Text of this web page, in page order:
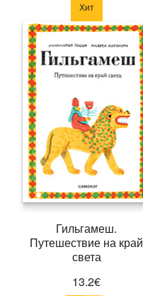
Хит
Гильгамеш.
Путешествие на край
света
13.2€